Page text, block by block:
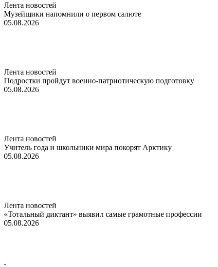
Лента новостей
Музейщики напомнили о первом салюте
05.08.2026
Лента новостей
Подростки пройдут военно-патриотическую подготовку
05.08.2026
Лента новостей
Учитель года и школьники мира покорят Арктику
05.08.2026
Лента новостей
«Тотальный диктант» выявил самые грамотные профессии
05.08.2026